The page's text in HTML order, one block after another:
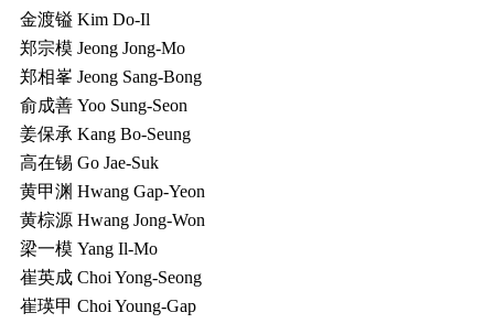
金渡镒 Kim Do-Il
郑宗模 Jeong Jong-Mo
郑相峯 Jeong Sang-Bong
俞成善 Yoo Sung-Seon
姜保承 Kang Bo-Seung
高在锡 Go Jae-Suk
黄甲渊 Hwang Gap-Yeon
黄棕源 Hwang Jong-Won
梁一模 Yang Il-Mo
崔英成 Choi Yong-Seong
崔瑛甲 Choi Young-Gap